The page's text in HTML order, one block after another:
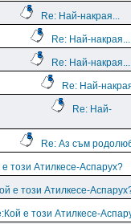
Re: Най-накрая...
Re: Най-накрая...
Re: Най-накрая...
Re: Най-
Re: Най-
Re: Аз съм
е този Атилкесе-Аспарух?
е този Атилкесе-
е този Атилкесе-